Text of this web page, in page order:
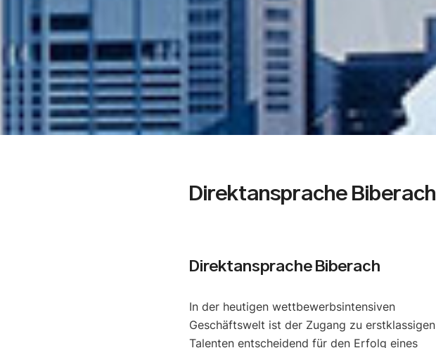
Direktansprache Biberach
Direktansprache Biberach
In der heutigen wettbewerbsintensiven
Geschäftswelt ist der Zugang zu erstklassigen
Talenten entscheidend für den Erfolg eines